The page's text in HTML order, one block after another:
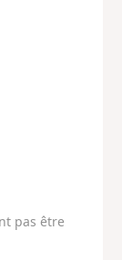
pas être